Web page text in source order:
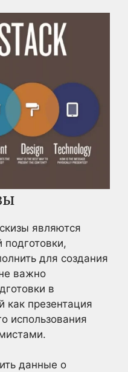
являются
подготовки,
для создания
важно
в
как презентация
использования
данные о